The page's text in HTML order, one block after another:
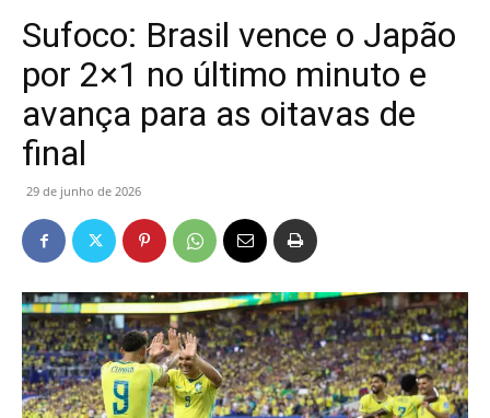
Sufoco: Brasil vence o Japão
por 2×1 no último minuto e
avança para as oitavas de
final
29 de junho de 2026